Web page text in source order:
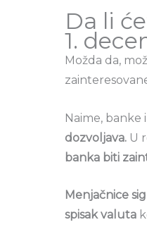
Da li
1.
Možda da,
Naime, banke i
dozvoljava. U
banka biti
Menjačnice
spisak valuta